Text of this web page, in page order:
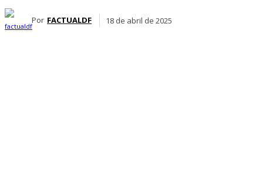
Por FACTUALDF 18 de abril de 2025